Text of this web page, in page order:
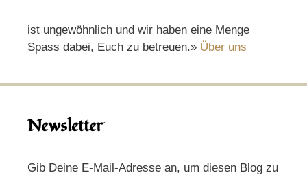
ist ungewöhnlich und wir haben eine Menge
Spass dabei, Euch zu betreuen.» Über uns
Newsletter
Gib Deine E-Mail-Adresse an, um diesen Blog zu